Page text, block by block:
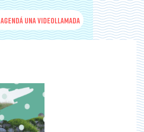
Agendá una videollamada